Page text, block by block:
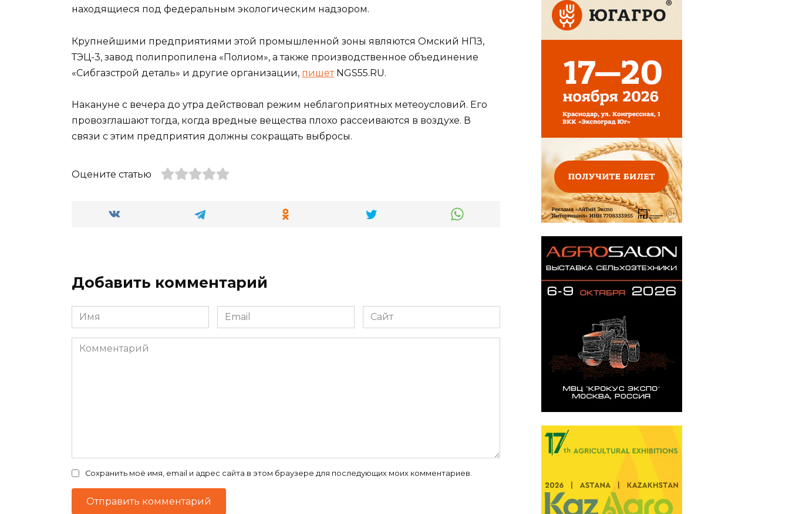
находящиеся под федеральным экологическим надзором.
Крупнейшими предприятиями этой промышленной зоны являются Омский НПЗ,
ТЭЦ-3, завод полипропилена «Полиом», а также производственное объединение
«Сибгазстрой деталь» и другие организации, пишетNGS55.RU.
Накануне с вечера до утра действовал режим неблагоприятных метеоусловий. Его
провозглашают тогда, когда вредные вещества плохо рассеиваются в воздухе. В
связи с этим предприятия должны сокращать выбросы.
Оцените статью
Добавить комментарий
Имя
*
Email
*
Сайт
Комментарий
Сохранить моё имя, email и адрес сайта в этом браузере для последующих моих комментариев.